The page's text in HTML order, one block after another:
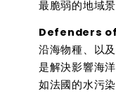
最脆弱的地域
Defenders
沿海物種、 以
是解決影響海
如法國的水污